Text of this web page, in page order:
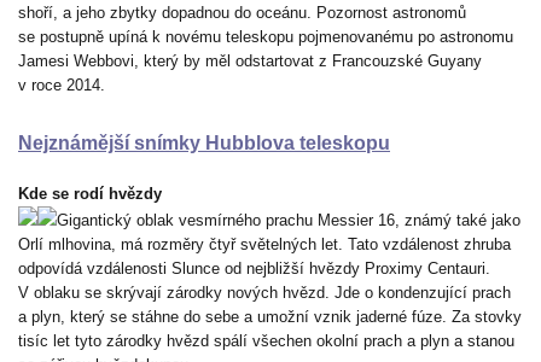
shoří, a jeho zbytky dopadnou do oceánu. Pozornost astronomů
se postupně upíná k novému teleskopu pojmenovanému po astronomu
Jamesi Webbovi, který by měl odstartovat z Francouzské Guyany
v roce 2014.
Nejznámější snímky Hubblova teleskopu
Kde se rodí hvězdy
Gigantický oblak vesmírného prachu Messier 16, známý také jako
Orlí mlhovina, má rozměry čtyř světelných let. Tato vzdálenost zhruba
odpovídá vzdálenosti Slunce od nejbližší hvězdy Proximy Centauri.
V oblaku se skrývají zárodky nových hvězd. Jde o kondenzující prach
a plyn, který se stáhne do sebe a umožní vznik jaderné fúze. Za stovky
tisíc let tyto zárodky hvězd spálí všechen okolní prach a plyn a stanou